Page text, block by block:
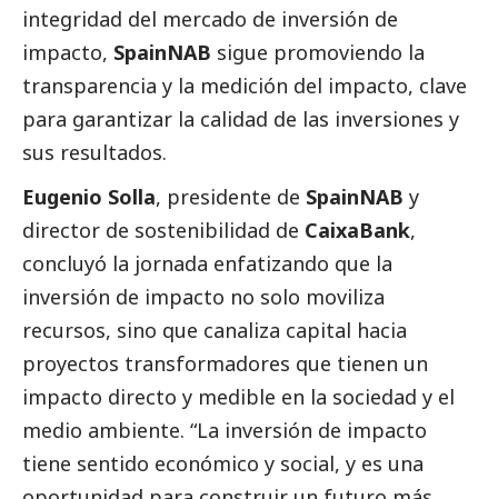
integridad del mercado de inversión de
impacto, SpainNAB sigue promoviendo la
transparencia y la medición del impacto, clave
para garantizar la calidad de las inversiones y
sus resultados.
Eugenio Solla, presidente de SpainNAB y
director de sostenibilidad de CaixaBank,
concluyó la jornada enfatizando que la
inversión de impacto no solo moviliza
recursos, sino que canaliza capital hacia
proyectos transformadores que tienen un
impacto directo y medible en la sociedad y el
medio ambiente. “La inversión de impacto
tiene sentido económico y social, y es una